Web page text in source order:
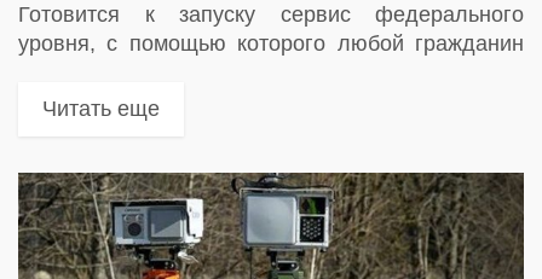
Готовится к запуску сервис федерального
уровня, с помощью которого любой гражданин
административной ответственности нарушителей
Читать еще